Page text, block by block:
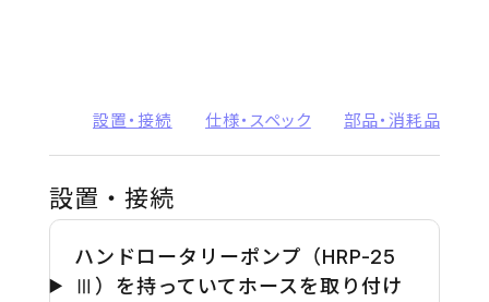
設置・接続 仕様・スペック 部品・消耗品
設置・接続
ハンドロータリーポンプ（HRP-25
Ⅲ）を持っていてホースを取り付け